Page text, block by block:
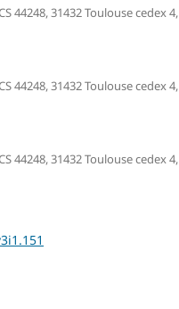
44248, 31432 Toulouse cedex 4,
44248, 31432 Toulouse cedex 4,
44248, 31432 Toulouse cedex 4,